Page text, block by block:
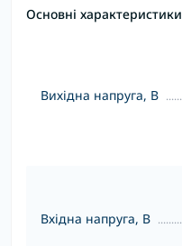
Основні характеристики
Вихідна напруга, В
Вхідна напруга, В